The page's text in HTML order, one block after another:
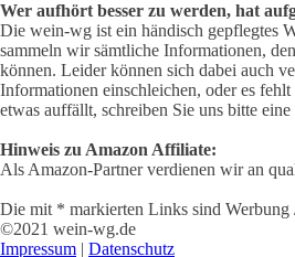
Wer aufhört besser zu werden, hat
Die wein-wg ist ein händisch gepflegtes
sammeln wir sämtliche Informationen,
können. Leider können sich dabei auch
Informationen einschleichen, oder es
etwas auffällt, schreiben Sie uns bitte
Hinweis zu Amazon Affiliate:
Als Amazon-Partner verdienen wir an
Die mit * markierten Links sind
©2021 wein-wg.de
Impressum | Datenschutz